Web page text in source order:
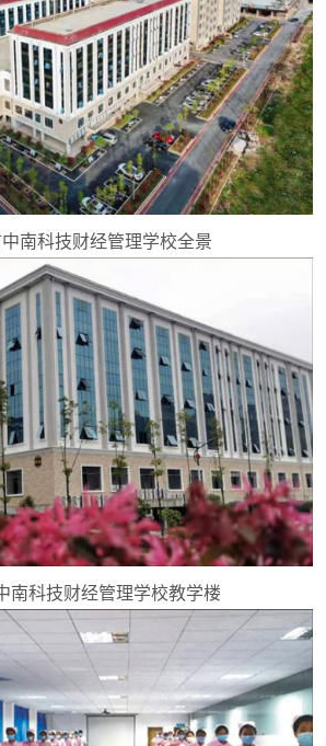
南科技财经管理学校全景
南科技财经管理学校教学楼